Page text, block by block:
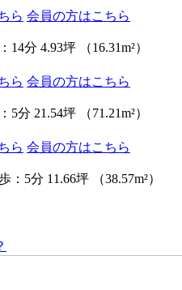
ら 会員の方はこちら
14分 4.93坪 （16.31m²）
ら 会員の方はこちら
5分 21.54坪 （71.21m²）
ら 会員の方はこちら
：5分 11.66坪 （38.57m²）